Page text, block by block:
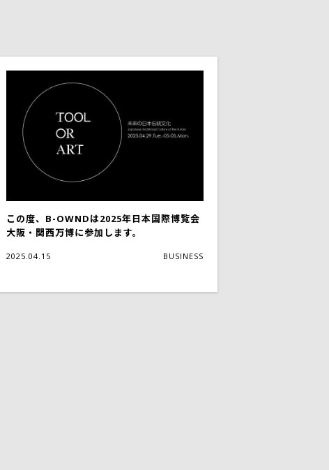
この度、B-OWNDは2025年日本国際博覧会
大阪・関西万博に参加します。
2025.04.15 BUSINESS